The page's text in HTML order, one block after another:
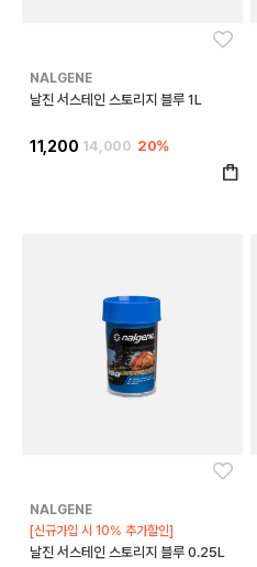
NALGENE
날진 서스테인 스토리지 블루 1L
11,200 14,000 20%
NALGENE
[신규가입 시 10% 추가할인]
날진 서스테인 스토리지 블루 0.25L